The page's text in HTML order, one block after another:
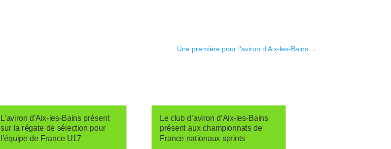
Une première pour l’aviron d’Aix-les-Bains→
L’aviron d’Aix-les-Bains présent
sur la régate de sélection pour
l’équipe de France U17
Le club d’aviron d’Aix-les-Bains
présent aux championnats de
France nationaux sprints